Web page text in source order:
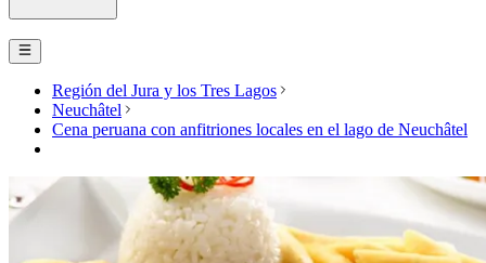
Región del Jura y los Tres Lagos
Neuchâtel
Cena peruana con anfitriones locales en el lago de Neuchâtel